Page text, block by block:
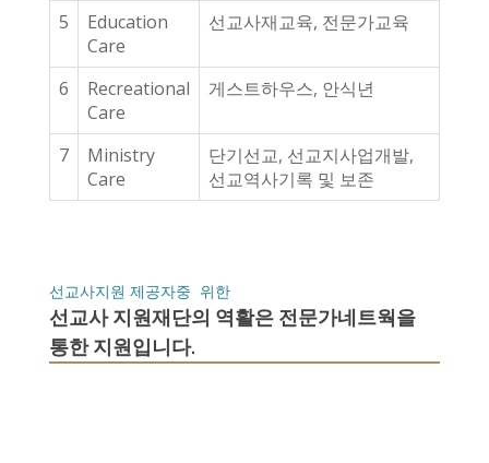
5
Education
Care
선교사재교육, 전문가교육
6
Recreational
Care
게스트하우스, 안식년
7
Ministry
Care
단기선교, 선교지사업개발,
선교역사기록 및 보존
선교사지원 제공자중 위한
선교사 지원재단의 역활은 전문가네트웍을
통한 지원입니다.